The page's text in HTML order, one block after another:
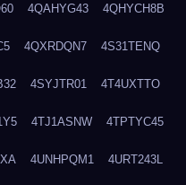
4QAHYG43 4QHYCH8B
4QXRDQN7 4S31TENQ
4SYJTR01 4T4UXTTO
4TJ1ASNW 4TPTYC45
4UNHPQM1 4URT243L